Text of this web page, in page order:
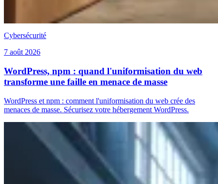
Cybersécurité
7 août 2026
WordPress, npm : quand l'uniformisation du web
transforme une faille en menace de masse
WordPress et npm : comment l'uniformisation du web crée des
menaces de masse. Sécurisez votre hébergement WordPress.